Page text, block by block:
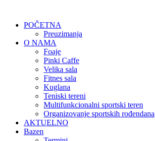
POČETNA
Preuzimanja
O NAMA
Foaje
Pinki Caffe
Velika sala
Fitnes sala
Kuglana
Teniski tereni
Multifunkcionalni sportski teren
Organizovanje sportskih rođendana
AKTUELNO
Bazen